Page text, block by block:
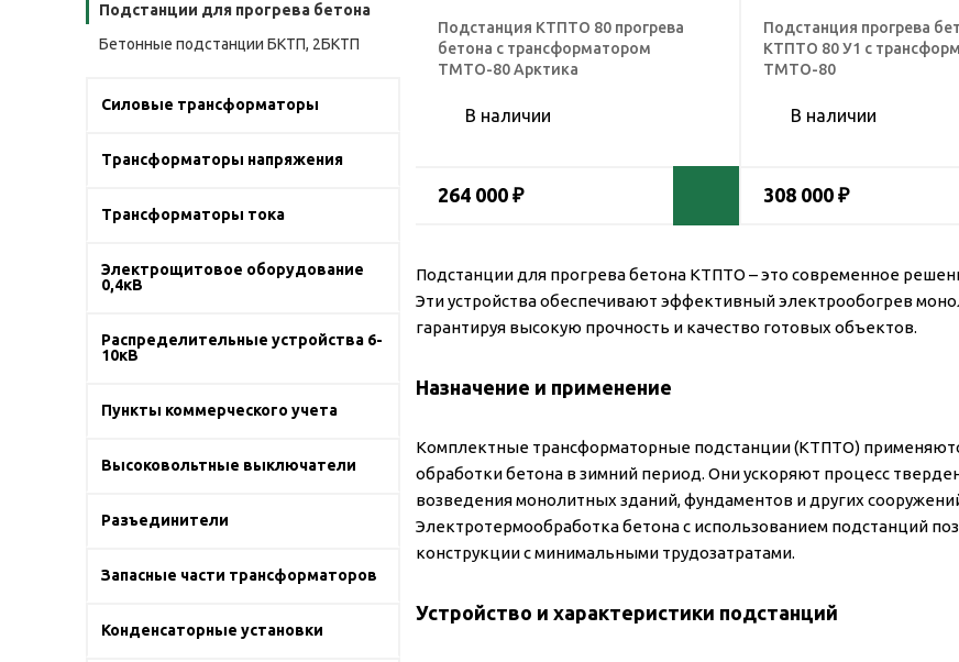
Подстанции для прогрева бетона
Бетонные подстанции БКТП, 2БКТП
Силовые трансформаторы
Трансформаторы напряжения
Трансформаторы тока
Электрощитовое оборудование
0,4кВ
Распределительные устройства 6-
10кВ
Пункты коммерческого учета
Высоковольтные выключатели
Разъединители
Запасные части трансформаторов
Конденсаторные установки
Подстанция КТПТО 80 прогрева
бетона с трансформатором
ТМТО-80 Арктика
В наличии
264 000 ₽
Подстанция прогрева
КТПТО 80 У1 с
ТМТО-80
В наличии
308 000 ₽
Подстанции для прогрева бетона КТПТО – это современное
Эти устройства обеспечивают эффективный электрообогрев
гарантируя высокую прочность и качество готовых объектов.
Назначение и применение
Комплектные трансформаторные подстанции (КТПТО)
обработки бетона в зимний период. Они ускоряют процесс
возведения монолитных зданий, фундаментов и других
Электротермообработка бетона с использованием подстанций
конструкции с минимальными трудозатратами.
Устройство и характеристики подстанций